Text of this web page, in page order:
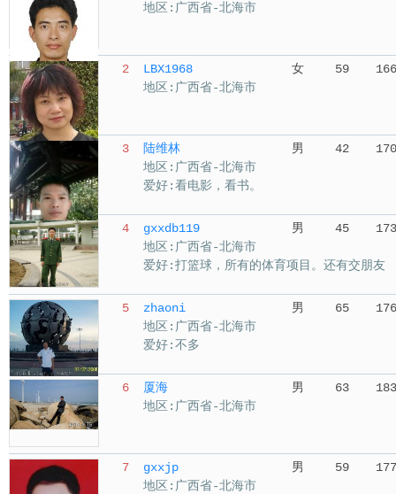
地区:广西省-北海市
2 LBX1968 女 59
166
地区:广西省-北海市
3 陆维林 男 42
170
地区:广西省-北海市
爱好:看电影，看书。
4 gxxdb119 男 45
173
地区:广西省-北海市
爱好:打篮球，所有的体育项目。还有交朋友
5 zhaoni 男 65
176
地区:广西省-北海市
爱好:不多
6 厦海 男 63
183
地区:广西省-北海市
7 gxxjp 男 59
177
地区:广西省-北海市